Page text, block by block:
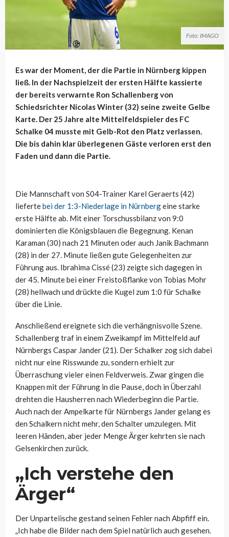
Foto: IMAGO
Es war der Moment, der die Partie in Nürnberg kippen
ließ. In der Nachspielzeit der ersten Hälfte kassierte
der bereits verwarnte Ron Schallenberg von
Schiedsrichter Nicolas Winter (32) seine zweite Gelbe
Karte. Der 25 Jahre alte Mittelfeldspieler des FC
Schalke 04 musste mit Gelb-Rot den Platz verlassen.
Die bis dahin klar überlegenen Gäste verloren erst den
Faden und dann die Partie.
Die Mannschaft von S04-Trainer Karel Geraerts (42)
liefertebei der 1:3-Niederlage in Nürnbergeine starke
erste Hälfte ab. Mit einer Torschussbilanz von 9:0
dominierten die Königsblauen die Begegnung. Kenan
Karaman (30) nach 21 Minuten oder auch Janik Bachmann
(28) in der 27. Minute ließen gute Gelegenheiten zur
Führung aus. Ibrahima Cissé (23) zeigte sich dagegen in
der 45. Minute bei einer Freistoßflanke von Tobias Mohr
(28) hellwach und drückte die Kugel zum 1:0 für Schalke
über die Linie.
Anschließend ereignete sich die verhängnisvolle Szene.
Schallenberg traf in einem Zweikampf im Mittelfeld auf
Nürnbergs Caspar Jander (21). Der Schalker zog sich dabei
nicht nur eine Risswunde zu, sondern erhielt zur
Überraschung vieler einen Feldverweis. Zwar gingen die
Knappen mit der Führung in die Pause, doch in Überzahl
drehten die Hausherren nach Wiederbeginn die Partie.
Auch nach der Ampelkarte für Nürnbergs Jander gelang es
den Schalkern nicht mehr, den Schalter umzulegen. Mit
leeren Händen, aber jeder Menge Ärger kehrten sie nach
Gelsenkirchen zurück.
„Ich verstehe den
Ärger“
Der Unparteiische gestand seinen Fehler nach Abpfiff ein.
„Ich habe die Bilder nach dem Spiel natürlich auch gesehen.